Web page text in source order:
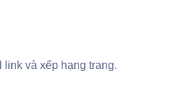
và xếp hạng trang.